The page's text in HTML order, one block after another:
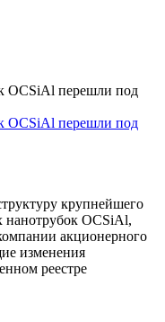
OCSiAl перешли под
крупнейшего
нанотрубок OCSiAl,
акционерного
изменения
реестре